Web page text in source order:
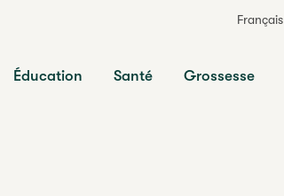
Français
Éducation Santé Grossesse